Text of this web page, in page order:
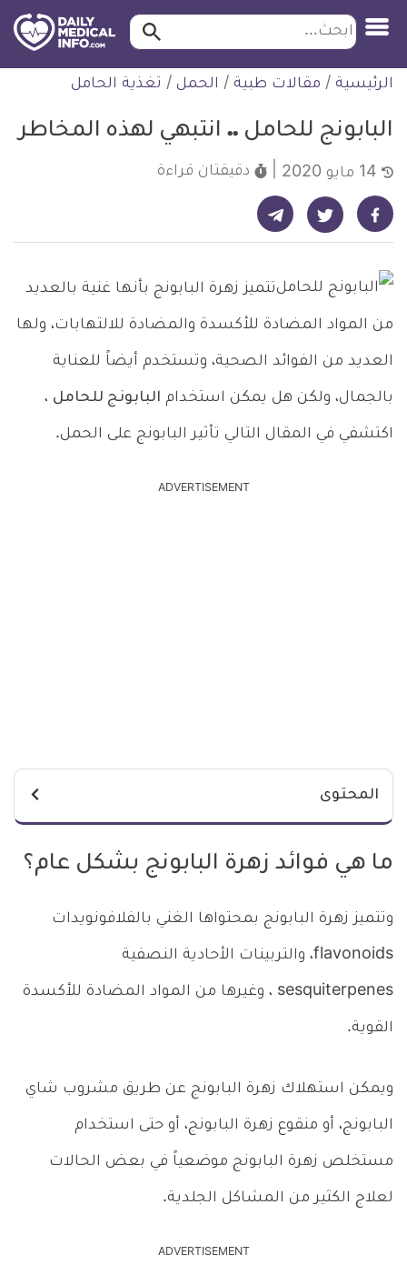
التخطي
للمحتوى
طبية
ابحث ابحث…
الرئيسية / مقالات طبية / الحمل / تغذية الحامل
البابونج للحامل .. انتبهي لهذه المخاطر
دقيقتان قراءة
شارك على فيسبوك - ديلي ميديكال انفو شارك على تويتر - ديلي ميديكال انفو شارك على تيليجرام - ديلي ميديكال انفو
تتميز زهرة البابونج بأنها غنية بالعديد
من المواد المضادة للأكسدة والمضادة للالتهابات، ولها
العديد من الفوائد الصحية، وتستخدم أيضاً للعناية
بالجمال، ولكن هل يمكن استخدام البابونج للحامل ،
اكتشفي في المقال التالي تأثير البابونج على الحمل.
ADVERTISEMENT
المحتوى
ما هي فوائد زهرة البابونج بشكل عام؟
وتتميز زهرة البابونج بمحتواها الغني بالفلافونويدات
flavonoids، والتربينات الأحادية النصفية
sesquiterpenes ، وغيرها من المواد المضادة للأكسدة
القوية.
ويمكن استهلاك زهرة البابونج عن طريق مشروب شاي
البابونج، أو منقوع زهرة البابونج، أو حتى استخدام
مستخلص زهرة البابونج موضعياً في بعض الحالات
لعلاج الكثير من المشاكل الجلدية.
ADVERTISEMENT